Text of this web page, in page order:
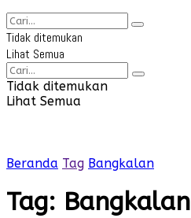
Tidak ditemukan
Lihat Semua
Tidak ditemukan
Lihat Semua
Beranda Tag Bangkalan
Tag: Bangkalan